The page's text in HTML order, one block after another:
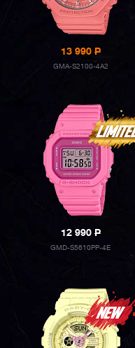
13 990P
GMA-S2100-4A2
12 990P
GMD-S5610PP-4E